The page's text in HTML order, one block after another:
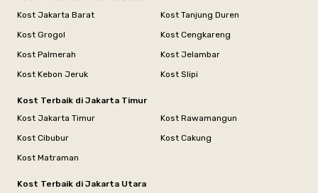
Kost Jakarta Barat
Kost Tanjung Duren
Kost Grogol
Kost Cengkareng
Kost Palmerah
Kost Jelambar
Kost Kebon Jeruk
Kost Slipi
Kost Terbaik di Jakarta Timur
Kost Jakarta Timur
Kost Rawamangun
Kost Cibubur
Kost Cakung
Kost Matraman
Kost Terbaik di Jakarta Utara